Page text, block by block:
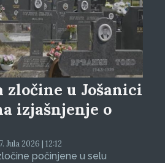
zločine u Jošanici
izjašnjenje o
2026 | 12:12
počinjene u selu